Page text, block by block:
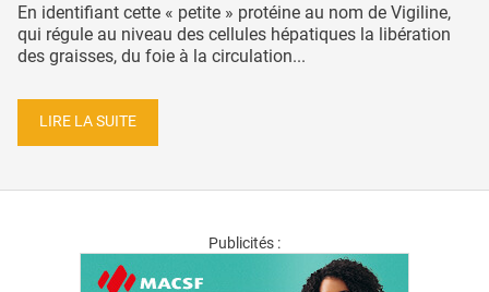
En identifiant cette « petite » protéine au nom de Vigiline,
qui régule au niveau des cellules hépatiques la libération
des graisses, du foie à la circulation...
LIRE LA SUITE
Publicités :